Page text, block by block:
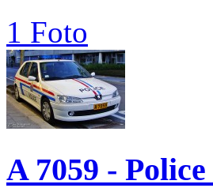
1 Foto
A 7059 -